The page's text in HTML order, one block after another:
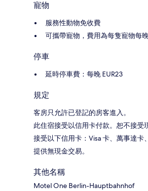
寵物
服務性動物免收費
可攜帶寵物，費用為每隻寵物每
停車
延時停車費：每晚 EUR23
規定
客房只允許已登記的房客進入。
此住宿接受以信用卡付款。恕不接受
接受以下信用卡：Visa 卡、萬事達卡
提供無現金交易。
其他名稱
Motel One Berlin-Hauptbahnhof